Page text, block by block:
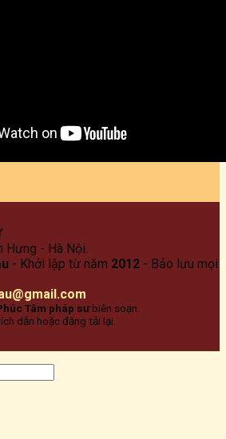
Hưng - Hà Nội.
- Khởi lập từ năm 2012 - Bảo lưu mọi
Tâm pháp sưbiên soạn.
dẫn hoặc đăng tải lại.